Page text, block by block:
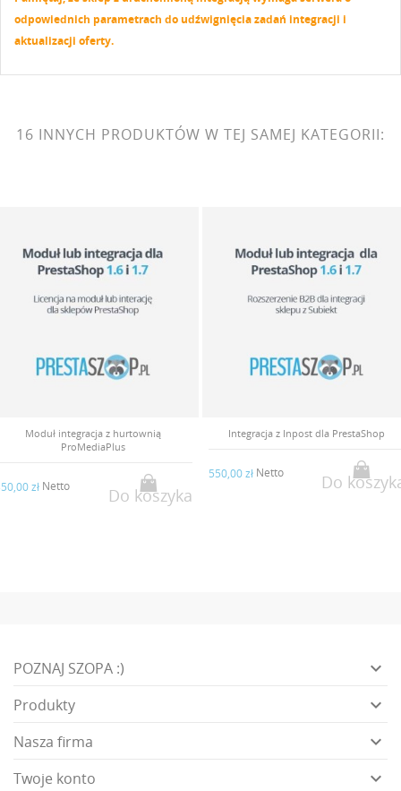
odpowiednich parametrach do udźwignięcia zadań integracji i
aktualizacji oferty.
16 INNYCH PRODUKTÓW W TEJ SAMEJ KATEGORII:
Integracja z Inpost dla PrestaShop
Do koszyka
Moduł integracja z hurtownią BenBaby
350,00 zł Netto Do
POZNAJ SZOPA :) 
Produkty 
Nasza firma 
Twoje konto 